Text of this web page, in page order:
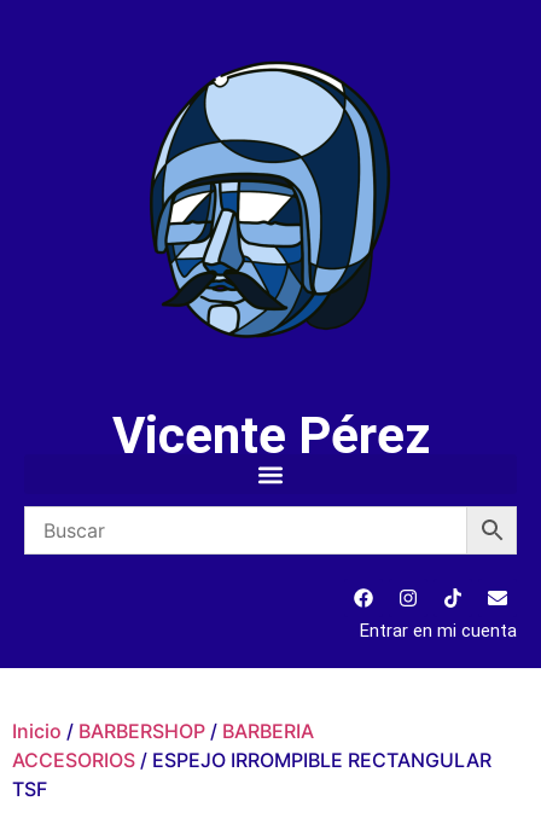
Vicente Pérez
Entrar en mi cuenta
Inicio / BARBERSHOP / BARBERIA
ACCESORIOS / ESPEJO IRROMPIBLE RECTANGULAR
TSF